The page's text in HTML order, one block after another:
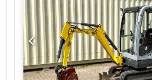
Volle Kabine * Verbreiterbares
auf Anfrage * Preis: 13.900 Euro,
MwSt. ---- Für weitere Fragen bitte
more question please call: Erik
App ?Alle Angaben ohne Gewähr
Irrtümer und Zwischenverkauf
Dkjdpfszq Aigox Ahier